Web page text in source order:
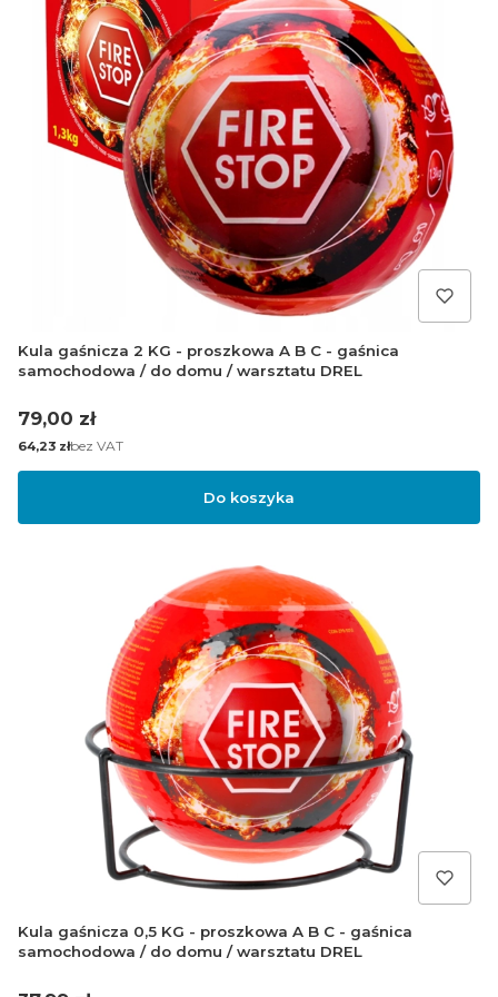
Kula gaśnicza 2 KG - proszkowa A B C - gaśnica
samochodowa / do domu / warsztatu DREL
Cena
79,00 zł
Cena
64,23 złbez VAT
Do koszyka
Kula gaśnicza 0,5 KG - proszkowa A B C - gaśnica
samochodowa / do domu / warsztatu DREL